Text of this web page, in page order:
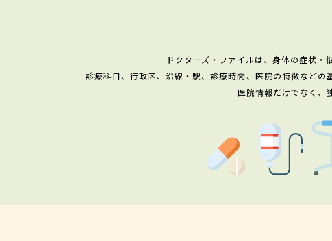
ドクターズ・ファイルは、身体の症状
診療科目、行政区、沿線・駅、診療時間、医院の特徴など
医院情報だけでなく、